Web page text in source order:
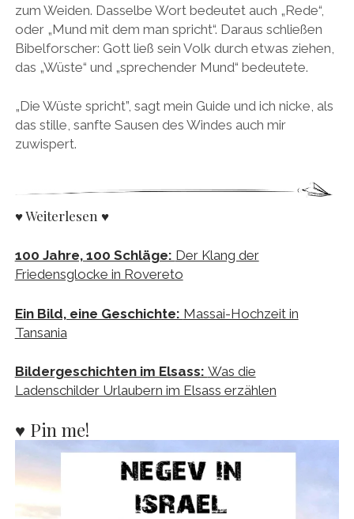
zum Weiden. Dasselbe Wort bedeutet auch „Rede“,
oder „Mund mit dem man spricht“. Daraus schließen
Bibelforscher: Gott ließ sein Volk durch etwas ziehen,
das „Wüste“ und „sprechender Mund“ bedeutete.
„Die Wüste spricht”, sagt mein Guide und ich nicke, als
das stille, sanfte Sausen des Windes auch mir
zuwispert.
♥ Weiterlesen ♥
100 Jahre, 100 Schläge: Der Klang der
Friedensglocke in Rovereto
Ein Bild, eine Geschichte: Massai-Hochzeit in
Tansania
Bildergeschichten im Elsass: Was die
Ladenschilder Urlaubern im Elsass erzählen
♥ Pin me!